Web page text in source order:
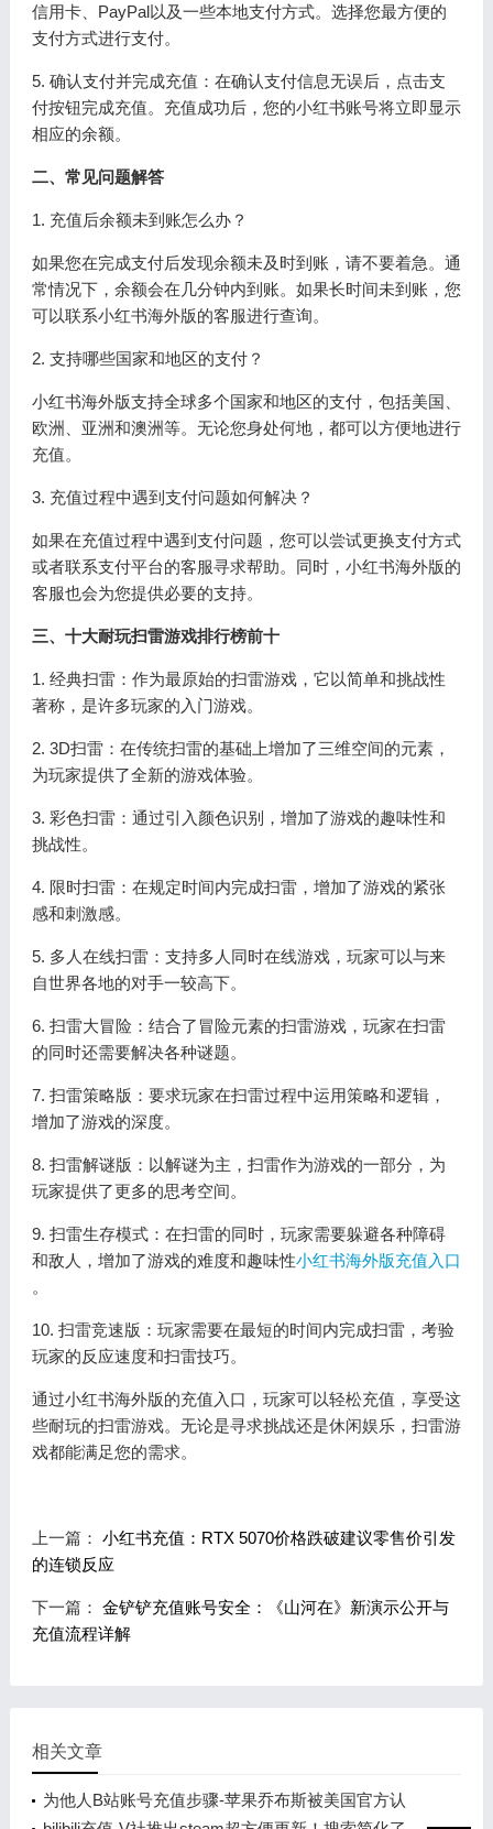
信用卡、PayPal以及一些本地支付方式。选择您最方便的
支付方式进行支付。
5. 确认支付并完成充值：在确认支付信息无误后，点击支
付按钮完成充值。充值成功后，您的小红书账号将立即显示
相应的余额。
二、常见问题解答
1. 充值后余额未到账怎么办？
如果您在完成支付后发现余额未及时到账，请不要着急。通
常情况下，余额会在几分钟内到账。如果长时间未到账，您
可以联系小红书海外版的客服进行查询。
2. 支持哪些国家和地区的支付？
小红书海外版支持全球多个国家和地区的支付，包括美国、
欧洲、亚洲和澳洲等。无论您身处何地，都可以方便地进行
充值。
3. 充值过程中遇到支付问题如何解决？
如果在充值过程中遇到支付问题，您可以尝试更换支付方式
或者联系支付平台的客服寻求帮助。同时，小红书海外版的
客服也会为您提供必要的支持。
三、十大耐玩扫雷游戏排行榜前十
1. 经典扫雷：作为最原始的扫雷游戏，它以简单和挑战性
著称，是许多玩家的入门游戏。
2. 3D扫雷：在传统扫雷的基础上增加了三维空间的元素，
为玩家提供了全新的游戏体验。
3. 彩色扫雷：通过引入颜色识别，增加了游戏的趣味性和
挑战性。
4. 限时扫雷：在规定时间内完成扫雷，增加了游戏的紧张
感和刺激感。
5. 多人在线扫雷：支持多人同时在线游戏，玩家可以与来
自世界各地的对手一较高下。
6. 扫雷大冒险：结合了冒险元素的扫雷游戏，玩家在扫雷
的同时还需要解决各种谜题。
7. 扫雷策略版：要求玩家在扫雷过程中运用策略和逻辑，
增加了游戏的深度。
8. 扫雷解谜版：以解谜为主，扫雷作为游戏的一部分，为
玩家提供了更多的思考空间。
9. 扫雷生存模式：在扫雷的同时，玩家需要躲避各种障碍
和敌人，增加了游戏的难度和趣味性小红书海外版充值入口
。
10. 扫雷竞速版：玩家需要在最短的时间内完成扫雷，考验
玩家的反应速度和扫雷技巧。
通过小红书海外版的充值入口，玩家可以轻松充值，享受这
些耐玩的扫雷游戏。无论是寻求挑战还是休闲娱乐，扫雷游
戏都能满足您的需求。
上一篇： 小红书充值：RTX 5070价格跌破建议零售价引发
的连锁反应
下一篇： 金铲铲充值账号安全：《山河在》新演示公开与
充值流程详解
相关文章
为他人B站账号充值步骤-苹果乔布斯被美国官方认